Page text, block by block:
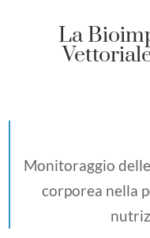
La
Monitoraggio
corporea nella